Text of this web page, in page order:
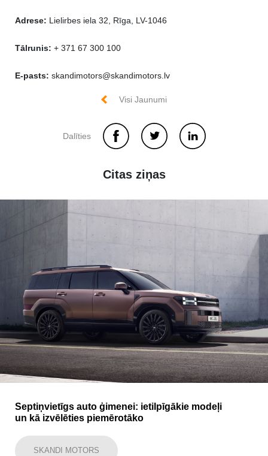
Adrese: Lielirbes iela 32, Rīga, LV-1046
Tālrunis: + 371 67 300 100
E-pasts: skandimotors@skandimotors.lv
Visi Jaunumi
Dalīties
Citas ziņas
Septiņvietīgs auto ģimenei: ietilpīgākie modeļi
un kā izvēlēties piemērotāko
SKANDI MOTORS